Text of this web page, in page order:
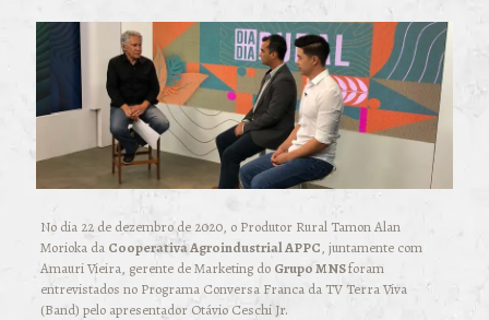
No dia 22 de dezembro de 2020, o Produtor Rural Tamon Alan
Morioka da Cooperativa Agroindustrial APPC, juntamente com
Amauri Vieira, gerente de Marketing do Grupo MNSforam
entrevistados no Programa Conversa Franca da TV Terra Viva
(Band) pelo apresentador Otávio Ceschi Jr.